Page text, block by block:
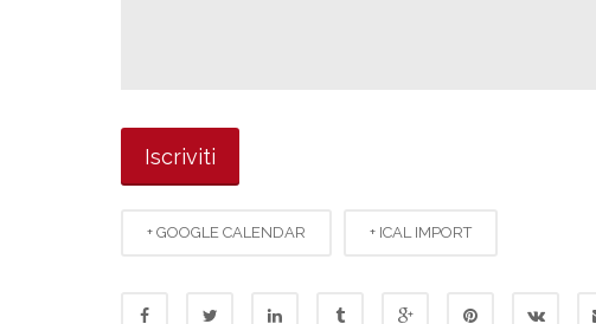
+ GOOGLE CALENDAR + ICAL IMPORT